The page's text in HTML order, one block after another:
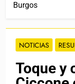
Burgos
NOTICIAS
Toque y